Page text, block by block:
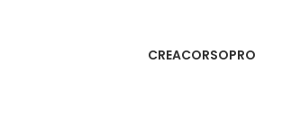
CREACORSOPRO